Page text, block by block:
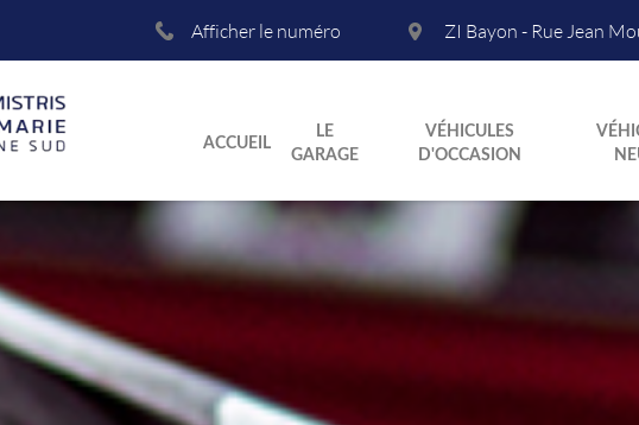
Afficher le numéro ZI Bayon - Rue Jean
ACCUEIL
LE
GARAGE
VÉHICULES
D'OCCASION